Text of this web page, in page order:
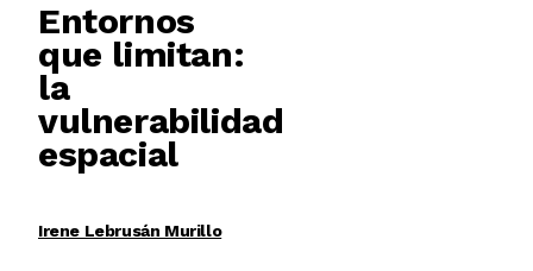
Entornos
que limitan:
la
vulnerabilidad
espacial
Irene Lebrusán Murillo